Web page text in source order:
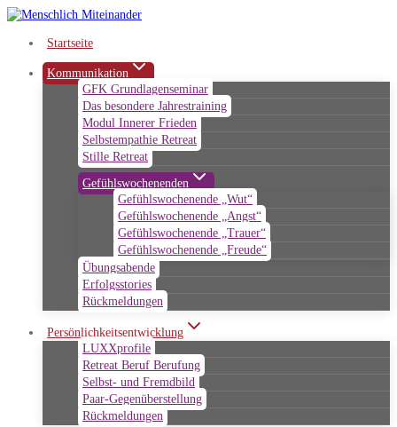
Zum
springenStartseite
Kommunikation
GFK Grundlagenseminar
Das besondere Jahrestraining
Modul Innerer Frieden
Selbstempathie Retreat
Stille Retreat
Gefühlswochenenden
Gefühlswochenende „Wut“
Gefühlswochenende „Angst“
Gefühlswochenende „Trauer“
Gefühlswochenende „Freude“
Übungsabende
Erfolgsstories
Rückmeldungen
Persönlichkeitsentwicklung
LUXXprofile
Retreat Beruf Berufung
Selbst- und Fremdbild
Paar-Gegenüberstellung
Rückmeldungen